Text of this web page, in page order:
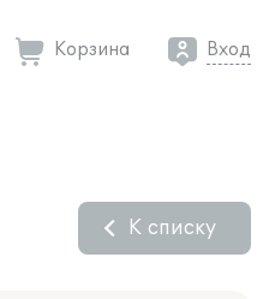
Корзина Вход
К списку